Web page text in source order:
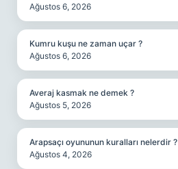
Ağustos 6, 2026
Kumru kuşu ne zaman uçar ?
Ağustos 6, 2026
Averaj kasmak ne demek ?
Ağustos 5, 2026
Arapsaçı oyununun kuralları nelerdir ?
Ağustos 4, 2026